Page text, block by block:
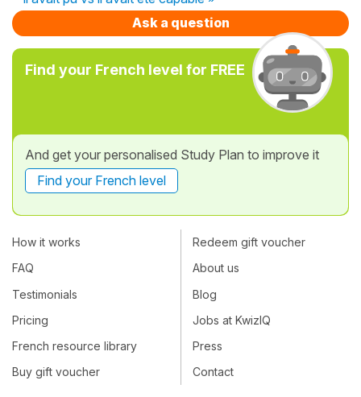
Ask a question
Find your French level for FREE
And get your personalised Study Plan to improve it
Find your French level
How it works
FAQ
Testimonials
Pricing
French resource library
Buy gift voucher
Redeem gift voucher
About us
Blog
Jobs at KwizIQ
Press
Contact